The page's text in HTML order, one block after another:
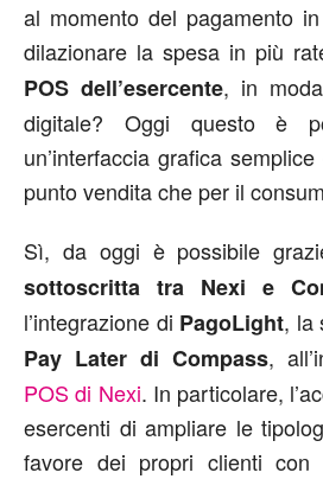
al momento del pagamento
dilazionare la spesa in più
POS dell’esercente, in
digitale? Oggi questo è
un’interfaccia grafica
punto vendita che per il
Sì, da oggi è possibile
sottoscritta tra Nexi e
l’integrazione di PagoLight, la
Pay Later di Compass,
POS di Nexi. In particolare,
esercenti di ampliare le
favore dei propri clienti con